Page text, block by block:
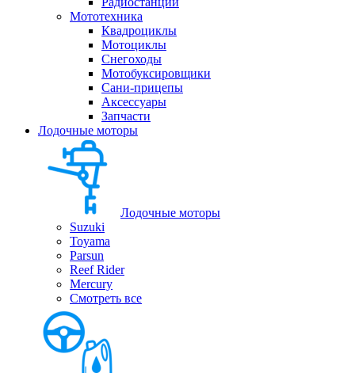
Мототехника
Квадроциклы
Мотоциклы
Снегоходы
Мотобуксировщики
Сани-прицепы
Аксессуары
Запчасти
Лодочные моторы
Лодочные моторы
Suzuki
Toyama
Parsun
Reef Rider
Mercury
Смотреть все